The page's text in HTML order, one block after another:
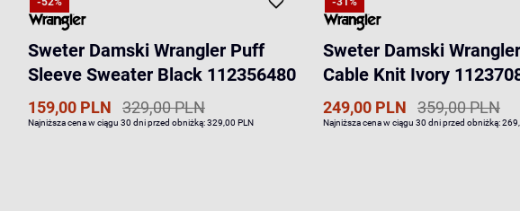
Sweter Damski Wrangler Puff
Sleeve Sweater Black 112356480
159,00 PLN 329,00 PLN
Najniższa cena w ciągu 30 dni przed obniżką:329,00 PLN
Sweter Damski
Cable Knit Ivory
249,00 PLN 359,00 PLN
Najniższa cena w ciągu 30 dni przed obniżką: